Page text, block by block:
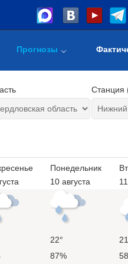
Прогнозы
Станция
Понедельник
10 августа
22°
87%